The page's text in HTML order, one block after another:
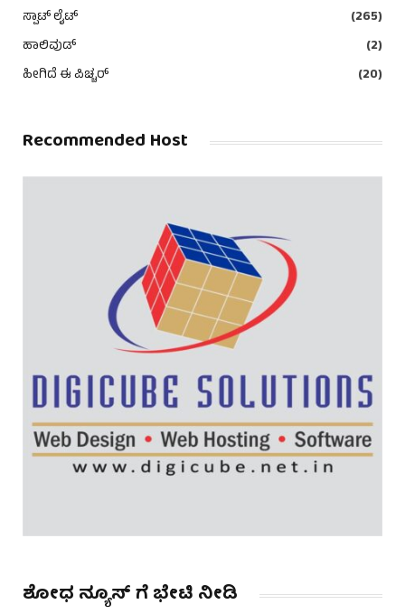
ಸ್ಪಾಟ್ ಲೈಟ್
(265)
ಹಾಲಿವುಡ್
(2)
ಹೀಗಿದೆ ಈ ಪಿಚ್ಚರ್
(20)
Recommended Host
ಶೋಧ ನ್ಯೂಸ್ ಗೆ ಭೇಟಿ ನೀಡಿ